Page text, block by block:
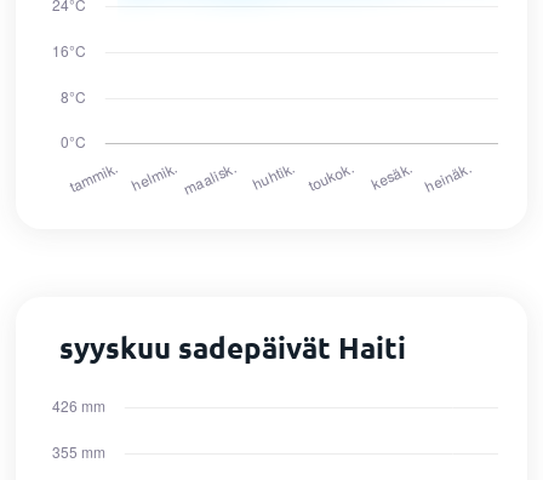
syyskuu sadepäivät Haiti